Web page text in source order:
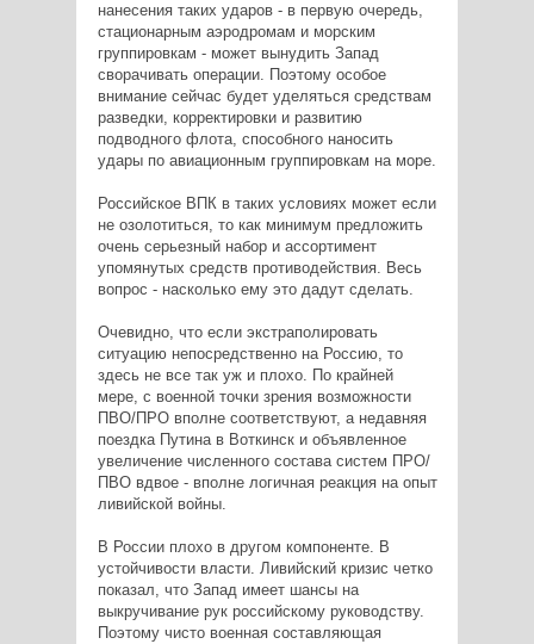
нанесения таких ударов - в первую очередь,
стационарным аэродромам и морским
группировкам - может вынудить Запад
сворачивать операции. Поэтому особое
внимание сейчас будет уделяться средствам
разведки, корректировки и развитию
подводного флота, способного наносить
удары по авиационным группировкам на море.
Российское ВПК в таких условиях может если
не озолотиться, то как минимум предложить
очень серьезный набор и ассортимент
упомянутых средств противодействия. Весь
вопрос - насколько ему это дадут сделать.
Очевидно, что если экстраполировать
ситуацию непосредственно на Россию, то
здесь не все так уж и плохо. По крайней
мере, с военной точки зрения возможности
ПВО/ПРО вполне соответствуют, а недавняя
поездка Путина в Воткинск и объявленное
увеличение численного состава систем ПРО/
ПВО вдвое - вполне логичная реакция на опыт
ливийской войны.
В России плохо в другом компоненте. В
устойчивости власти. Ливийский кризис четко
показал, что Запад имеет шансы на
выкручивание рук российскому руководству.
Поэтому чисто военная составляющая